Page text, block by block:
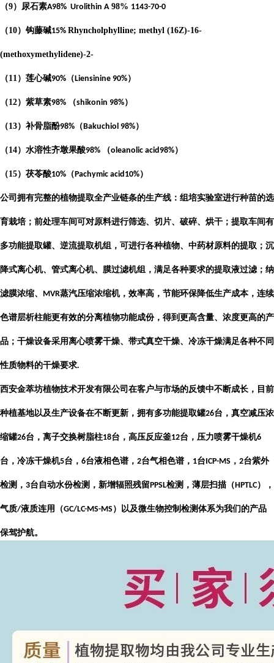
（9）尿石素A98% Urolithin A98% 1143-70-0
（10）钩藤碱15% Rhyncholphylline; methyl (16Z)-16-
(methoxymethylidene)-2-
（11）莲心碱90% （Liensinine 90%）
（12）紫草素98% （shikonin 98%）
（13）补骨脂酚98% （Bakuchiol 98%）
（14）水溶性齐墩果酸98% （oleanolic acid98%）
（15）茯苓酸10% （Pachymic acid10%）
公司 拥有完整的植物提取全产业链条的生产线：组培实验室进行种苗的选
育栽培；前处理车间可对原料进行筛选、切片、破碎、烘干；提取车间有
多功能提取罐、逆流提取机组，可进行各种植物、中药材原料的提取；沉
降式离心机、管式离心机、膜过滤机组，满足各种要求的提取液过滤；纳
滤膜浓缩、 MVR蒸汽压缩浓缩机，效率高，节能环保降低生产成本，连续
色谱层析柱能更有效的分离植物功能成份，得到更高含量、浓度更高的产
品；干燥设备采用离心喷雾干燥、带式真空干燥、冷冻干燥满足各种不同
性质物料的干燥要求.
西安金萃坊植物技术开发有限公司 在客户与市场的反馈中不断成长，目前
种植基地以及生产设备在不断更新，拥有多功能提取罐26台，真空减压浓
缩罐26台，离子交换树脂柱18台，高压反应釜12台，压力喷雾干燥机6
台，冷冻干燥机5台， 6台液相色谱， 2台气相色谱， 1台ICP-MS ， 2台紫外
检测， 3台自动水份检测，新增辐照残留PPSL检测，薄层扫描（HPTLC），
气质/液质连用（GC/LC-MS-MS）以及微生物控制检测体系为我们的产品
保驾护航。